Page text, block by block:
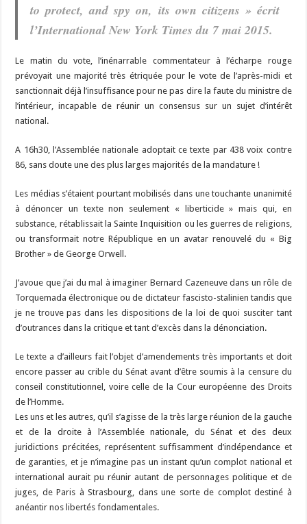
to protect, and spy on, its own citizens » écrit
l’International New York Times du 7 mai 2015.
Le matin du vote, l’inénarrable commentateur à l’écharpe rouge
prévoyait une majorité très étriquée pour le vote de l’après-midi et
sanctionnait déjà l’insuffisance pour ne pas dire la faute du ministre de
l’intérieur, incapable de réunir un consensus sur un sujet d’intérêt
national.
A 16h30, l’Assemblée nationale adoptait ce texte par 438 voix contre
86, sans doute une des plus larges majorités de la mandature !
Les médias s’étaient pourtant mobilisés dans une touchante unanimité
à dénoncer un texte non seulement « liberticide » mais qui, en
substance, rétablissait la Sainte Inquisition ou les guerres de religions,
ou transformait notre République en un avatar renouvelé du « Big
Brother » de George Orwell.
J’avoue que j’ai du mal à imaginer Bernard Cazeneuve dans un rôle de
Torquemada électronique ou de dictateur fascisto-stalinien tandis que
je ne trouve pas dans les dispositions de la loi de quoi susciter tant
d’outrances dans la critique et tant d’excès dans la dénonciation.
Le texte a d’ailleurs fait l’objet d’amendements très importants et doit
encore passer au crible du Sénat avant d’être soumis à la censure du
conseil constitutionnel, voire celle de la Cour européenne des Droits
de l’Homme.
Les uns et les autres, qu’il s’agisse de la très large réunion de la gauche
et de la droite à l’Assemblée nationale, du Sénat et des deux
juridictions précitées, représentent suffisamment d’indépendance et
de garanties, et je n’imagine pas un instant qu’un complot national et
international aurait pu réunir autant de personnages politique et de
juges, de Paris à Strasbourg, dans une sorte de complot destiné à
anéantir nos libertés fondamentales.